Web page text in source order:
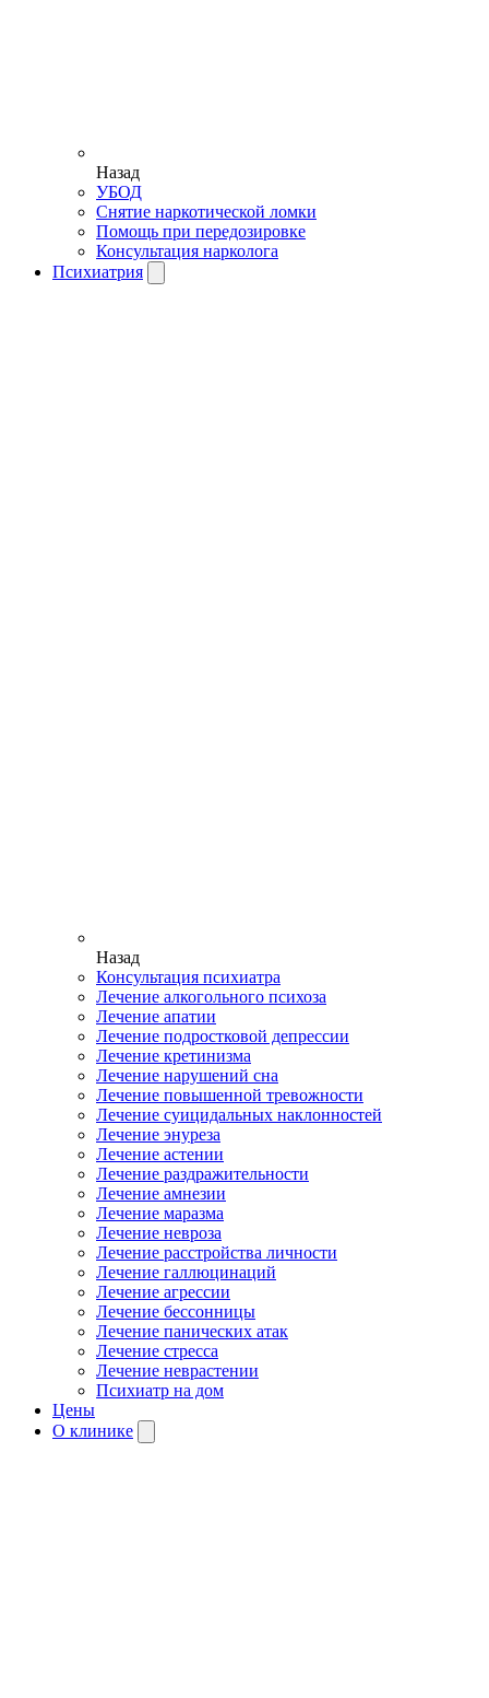
Назад
УБОД
Снятие наркотической ломки
Помощь при передозировке
Консультация нарколога
Психиатрия
Назад
Консультация психиатра
Лечение алкогольного психоза
Лечение апатии
Лечение подростковой депрессии
Лечение кретинизма
Лечение нарушений сна
Лечение повышенной тревожности
Лечение суицидальных наклонностей
Лечение энуреза
Лечение астении
Лечение раздражительности
Лечение амнезии
Лечение маразма
Лечение невроза
Лечение расстройства личности
Лечение галлюцинаций
Лечение агрессии
Лечение бессонницы
Лечение панических атак
Лечение стресса
Лечение неврастении
Психиатр на дом
Цены
О клинике